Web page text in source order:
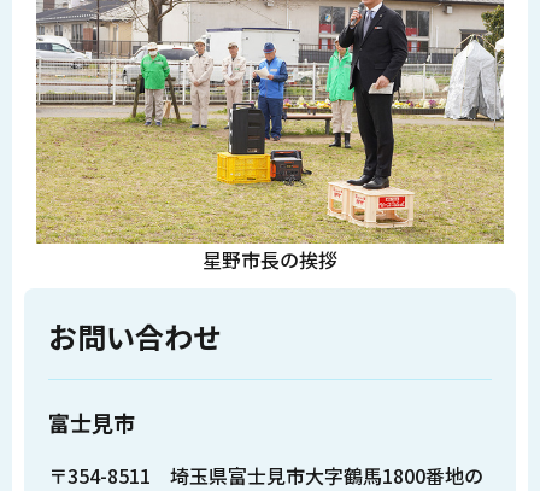
星野市長の挨拶
お問い合わせ
富士見市
〒354-8511 埼玉県富士見市大字鶴馬1800番地の